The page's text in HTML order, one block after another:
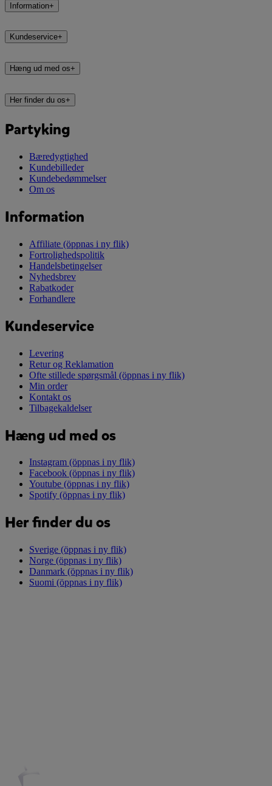
Information+
Kundeservice+
Hæng ud med os+
Her finder du os+
Partyking
Bæredygtighed
Kundebilleder
Kundebedømmelser
Om os
Information
Affiliate (öppnas i ny flik)
Fortrolighedspolitik
Handelsbetingelser
Nyhedsbrev
Rabatkoder
Forhandlere
Kundeservice
Levering
Retur og Reklamation
Ofte stillede spørgsmål (öppnas i ny flik)
Min order
Kontakt os
Tilbagekaldelser
Hæng ud med os
Instagram (öppnas i ny flik)
Facebook (öppnas i ny flik)
Youtube (öppnas i ny flik)
Spotify (öppnas i ny flik)
Her finder du os
Sverige (öppnas i ny flik)
Norge (öppnas i ny flik)
Danmark (öppnas i ny flik)
Suomi (öppnas i ny flik)